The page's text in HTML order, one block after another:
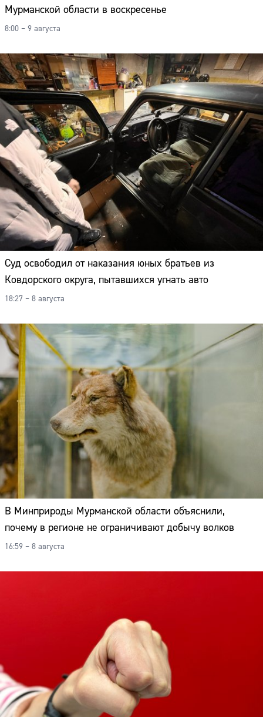
Мурманской области в воскресенье
8:00 – 9 августа
Суд освободил от наказания юных братьев из
Ковдорского округа, пытавшихся угнать авто
18:27 – 8 августа
В Минприроды Мурманской области объяснили,
почему в регионе не ограничивают добычу волков
16:59 – 8 августа